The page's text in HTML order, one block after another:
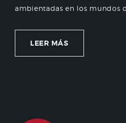
ambientadas en los mundos
LEER MÁS